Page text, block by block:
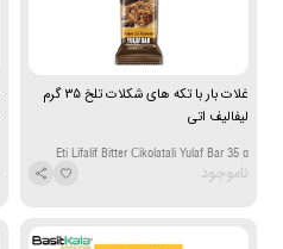
غلات بار با تکه های شکلات تلخ 35 گرم
لیفالیف اتی
Eti Lifalif Bitter Çikolatali Yulaf Bar 35 g
ناموجود